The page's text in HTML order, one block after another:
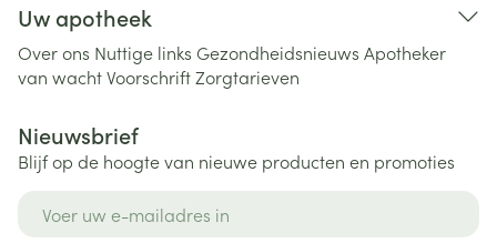
Uw apotheek
Over ons Nuttige links Gezondheidsnieuws Apotheker
van wachtVoorschriftZorgtarieven
Nieuwsbrief
Blijf op de hoogte van nieuwe producten en promoties